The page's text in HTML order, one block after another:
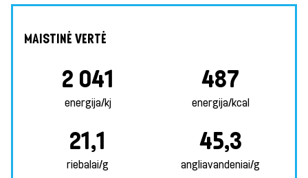
MAISTINĖ VERTĖ
2 041
energija/kj
487
energija/kcal
21,1
riebalai/g
45,3
angliavandeniai/g